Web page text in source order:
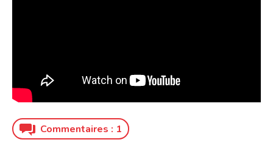
Commentaires : 1